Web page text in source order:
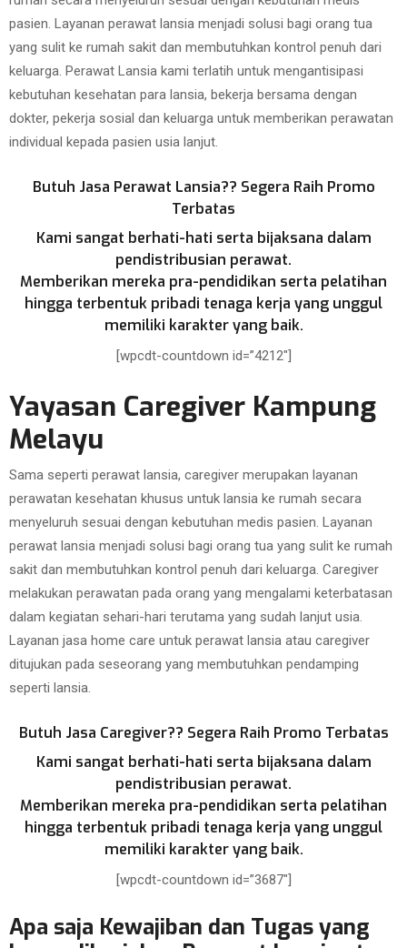
pasien. Layanan perawat lansia menjadi solusi bagi orang tua
yang sulit ke rumah sakit dan membutuhkan kontrol penuh dari
keluarga. Perawat Lansia kami terlatih untuk mengantisipasi
kebutuhan kesehatan para lansia, bekerja bersama dengan
dokter, pekerja sosial dan keluarga untuk memberikan perawatan
individual kepada pasien usia lanjut.
Butuh Jasa Perawat Lansia?? Segera Raih Promo
Terbatas
Kami sangat berhati-hati serta bijaksana dalam
pendistribusian perawat.
Memberikan mereka pra-pendidikan serta pelatihan
hingga terbentuk pribadi tenaga kerja yang unggul
memiliki karakter yang baik.
[wpcdt-countdown id=”4212″]
Yayasan Caregiver Kampung
Melayu
Sama seperti perawat lansia, caregiver merupakan layanan
perawatan kesehatan khusus untuk lansia ke rumah secara
menyeluruh sesuai dengan kebutuhan medis pasien. Layanan
perawat lansia menjadi solusi bagi orang tua yang sulit ke rumah
sakit dan membutuhkan kontrol penuh dari keluarga. Caregiver
melakukan perawatan pada orang yang mengalami keterbatasan
dalam kegiatan sehari-hari terutama yang sudah lanjut usia.
Layanan jasa home care untuk perawat lansia atau caregiver
ditujukan pada seseorang yang membutuhkan pendamping
seperti lansia.
Butuh Jasa Caregiver?? Segera Raih Promo Terbatas
Kami sangat berhati-hati serta bijaksana dalam
pendistribusian perawat.
Memberikan mereka pra-pendidikan serta pelatihan
hingga terbentuk pribadi tenaga kerja yang unggul
memiliki karakter yang baik.
[wpcdt-countdown id=”3687″]
Apa saja Kewajiban dan Tugas yang